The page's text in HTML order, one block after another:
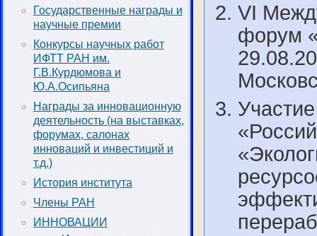
Государственные награды и
научные премии
Конкурсы научных работ
ИФТТ РАН им.
Г.В.Курдюмова и
Ю.А.Осипьяна
Награды за инновационную
деятельность (на выставках,
форумах, салонах
инноваций и инвестиций и
т.д.)
История института
Члены РАН
ИННОВАЦИИ
VI
форум